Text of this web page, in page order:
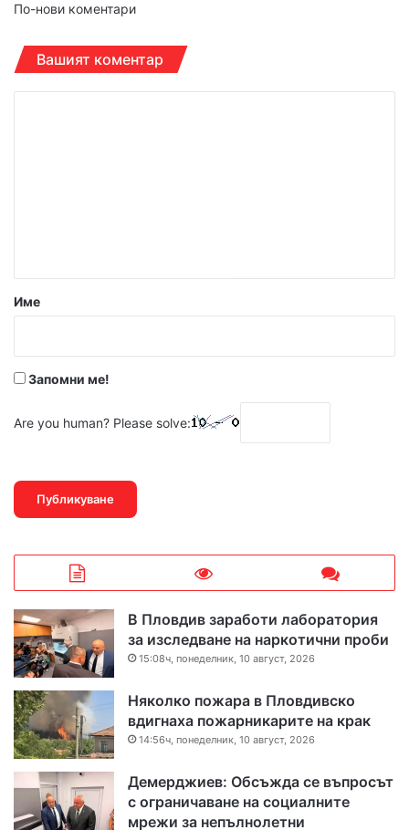
коментарите
По-нови коментари
Вашият коментар
р
Име
Запомни ме!
Are you human? Please solve:
В Пловдив заработи лаборатория
за изследване на наркотични проби
15:08ч, понеделник, 10 август, 2026
Няколко пожара в Пловдивско
вдигнаха пожарникарите на крак
14:56ч, понеделник, 10 август, 2026
Демерджиев: Обсъжда се въпросът
с ограничаване на социалните
мрежи за непълнолетни